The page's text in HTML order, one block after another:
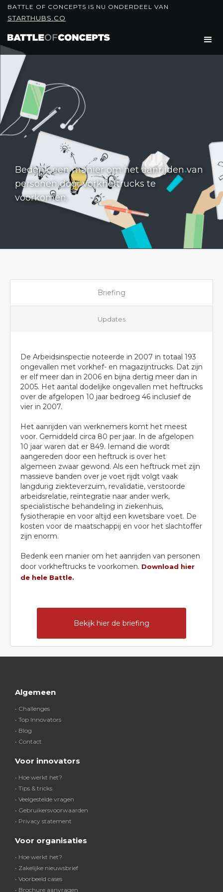
Bedenk een manier om het aanrijden van
personen door vorkheftrucks te
voorkomen.
BATTLE OF CONCEPTS IS NU ONDERDEEL VAN
STARTHUBS.CO
Briefing
Updates
De Arbeidsinspectie noteerde in 2007 in totaal 193
ongevallen met vorkhef- en magazijntrucks. Dat zijn
er elf meer dan in 2006 en bijna dertig meer dan in
2005. Het aantal dodelijke ongevallen met heftrucks
over de afgelopen 10 jaar bedroeg 46 inclusief de
vier in 2007.
Het aanrijden van werknemers komt het meest
voor. Gemiddeld circa 80 per jaar. In de afgelopen
10 jaar waren dat er 849. Iemand die wordt
aangereden door een heftruck is over het
algemeen zwaar gewond. Als een heftruck met zijn
massieve banden over je voet rijdt volgt vaak
langdurig ziekteverzuim, revalidatie, verstoorde
arbeidsrelatie, reïntegratie naar ander werk,
specialistische behandeling in ziekenhuis,
fysiotherapie en voor altijd een kwetsbare voet. De
kosten voor de maatschappij en voor het slachtoffer
zijn enorm.
Bedenk een manier om het aanrijden van personen
door vorkheftrucks te voorkomen. Download hier
de hele Battle.
Bekijk hier de briefing
Algemeen
• Challenges
• Top Innovators
• Blog
• Contact
Voor innovators
• Hoe werkt het?
• Tips & tricks
• Veelgestelde vragen
• Gebruikersvoorwaarden
• Privacy statement
Voor organisaties
• Hoe werkt het?
• Zakelijke nieuwsbrief
• Voorbeeld cases
• Brochure aanvragen